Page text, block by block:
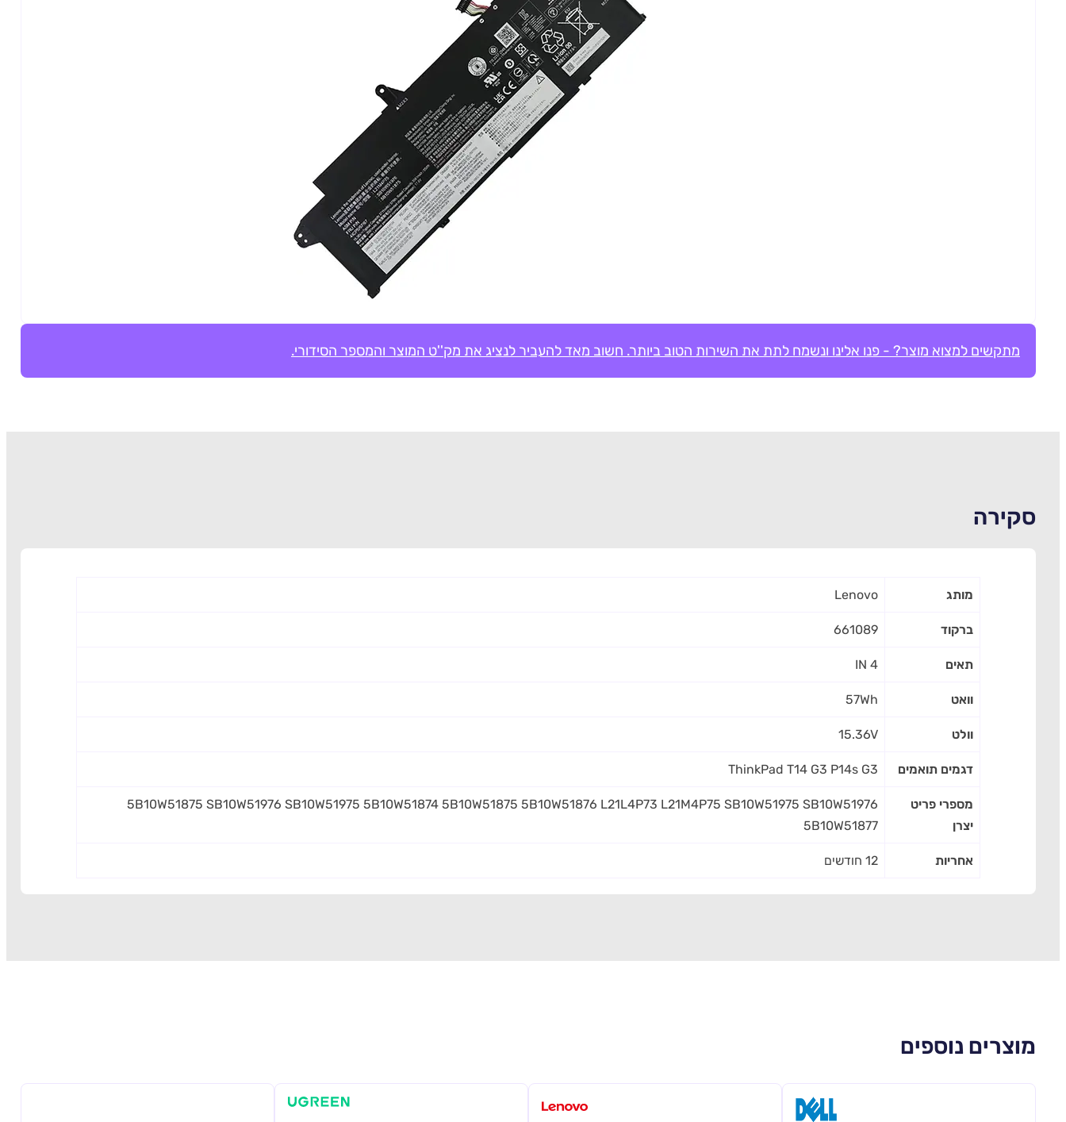
מתקשים למצוא מוצר? - פנו אלינו ונשמח לתת את השירות הטוב ביותר. חשוב מאד להעביר לנציג את מק''ט המוצר והמספר הסידורי.
סקירה
מותג Lenovo
ברקוד 661089
תאים 4 IN
וואט 57Wh
וולט 15.36V
דגמים תואמים ThinkPad T14 G3 P14s G3
מספרי פריט
יצרן
5B10W51875 SB10W51976 SB10W51975 5B10W51874 5B10W51875 5B10W51876 L21L4P73 L21M4P75 SB10W51975 SB10W51976
5B10W51877
אחריות 12 חודשים
מוצרים נוספים